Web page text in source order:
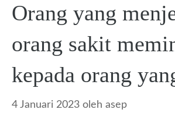
Orang yang
orang sakit
kepada orang
4 Januari 2023 oleh asep